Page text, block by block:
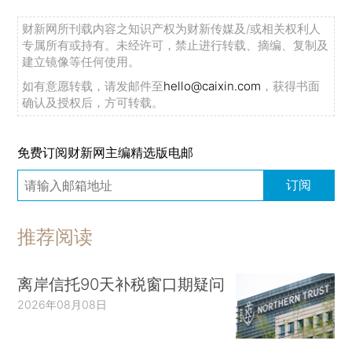
财新网所刊载内容之知识产权为财新传媒及/或相关权利人
专属所有或持有。未经许可，禁止进行转载、摘编、复制及
建立镜像等任何使用。
如有意愿转载，请发邮件至hello@caixin.com ，获得书面
确认及授权后，方可转载。
免费订阅财新网主编精选版电邮
订阅
推荐阅读
离岸信托90天补税窗口期疑问
2026年08月08日